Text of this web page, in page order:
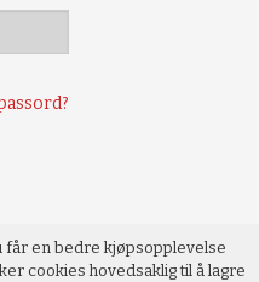
får en bedre kjøpsopplevelse
cookies hovedsaklig til å lagre